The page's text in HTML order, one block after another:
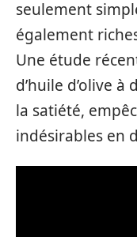
seulement
également
Une étude
d’huile d’olive
la satiété,
indésirables en